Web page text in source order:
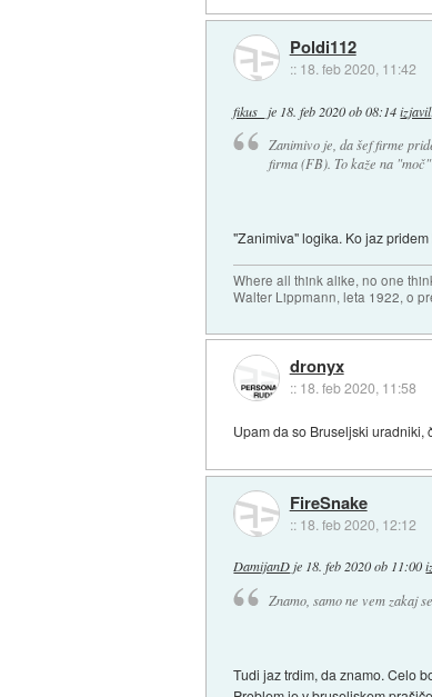
Poldi112
:: 18. feb 2020, 11:42
fikus_ je 18. feb 2020 ob 08:14 izjavil
Zanimivo je, da šef firme
firma (FB). To kaže na
"Zanimiva" logika. Ko jaz
Where all think alike, no one
Walter Lippmann, leta 1922, o
dronyx
:: 18. feb 2020, 11:58
Upam da so Bruseljski uradniki,
FireSnake
:: 18. feb 2020, 12:12
DamijanDje 18. feb 2020 ob 11:00
Znamo, samo ne vem zakaj
Tudi jaz trdim, da znamo. Celo